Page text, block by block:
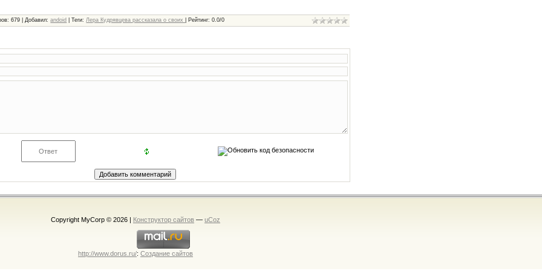
: 679 |Добавил:andoid |Теги:Лера Кудрявцева рассказала о своих Рейтинг:0.0/0
Copyright MyCorp © 2026 | Конструктор сайтов — uCoz
http://www.dorus.ru/: Создание сайтов